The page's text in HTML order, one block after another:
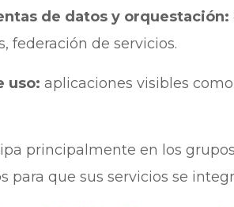
de datos y orquestación:
federación de servicios.
uso: aplicaciones visibles
principalmente en los
para que sus servicios se